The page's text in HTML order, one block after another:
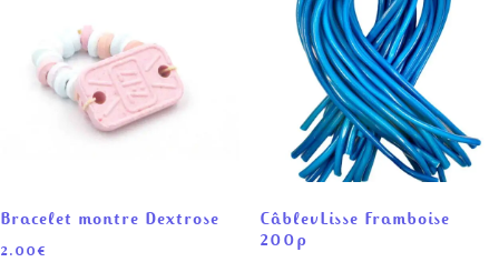
Bracelet montre Dextrose
2.00€
CâblevLisse Framboise
200p